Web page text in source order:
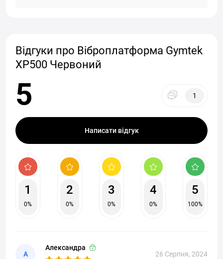
Відгуки про Віброплатформа Gymtek
XP500 Червоний
5 1
Написати відгук
1
0%
2
0%
3
0%
4
0%
5
100%
А
Александра
26 Серпня, 2024